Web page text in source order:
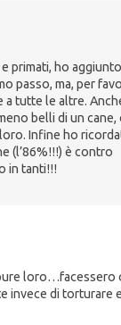
primati, ho aggiunto
passo, ma, per
a tutte le altre.
belli di un cane,
Infine ho
(l’86%!!!) è contro
in tanti!!!
loro…facessero
invece di torturare